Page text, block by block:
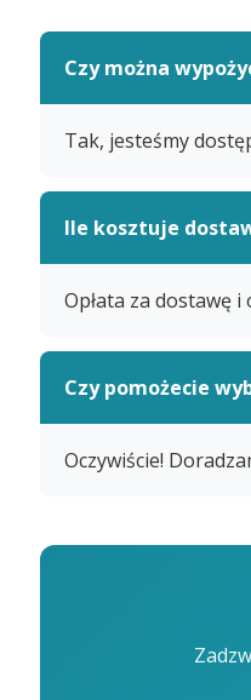
Czy można
Tak, jesteśmy
Ile kosztuje
Opłata za dostawę
Czy pomożecie
Oczywiście!